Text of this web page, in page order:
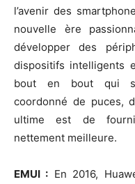
l’avenir des
nouvelle ère
développer des
dispositifs intelligents
bout en bout qui
coordonné de puces,
ultime est de
nettement meilleure.
EMUI : En 2016,